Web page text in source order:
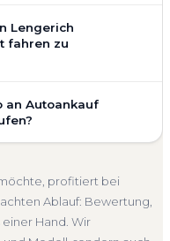
berücksichtigen
Nachfrage für eine
unverbindlich. Wir
Ausstattung,
Verkaufspreis liegt —
Lengerich
fahren zu
an Ihrer Adresse —
an einem Treffpunkt
übernehmen wir
Barzahlung
an Autoankauf
und ganz
kostenlose
und auf Wunsch den
profitiert bei
Ablauf: Bewertung,
Hand. Wir